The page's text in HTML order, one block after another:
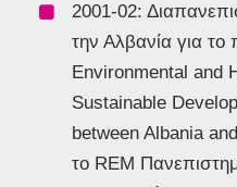
2001-02:
την Αλβανία για
Environmental and
Sustainable
between Albania
το REM